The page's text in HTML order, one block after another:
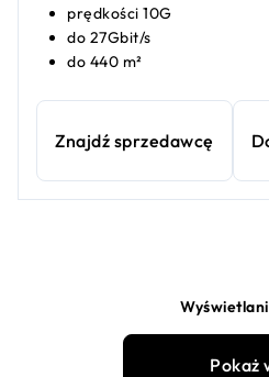
prędkości 10G
do 27Gbit/s
do 440 m²
Znajdź sprzedawcę
Pokaż